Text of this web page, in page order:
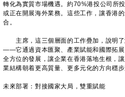
轉化為實質市場機遇。約70%港投公司所
或正在開展海外業務。這些工作，讓香港
合。
主席，這三個層面的工作疊加，說明了
——它通過資本匯聚、產業賦能和國際拓
全方位的發展，讓企業在香港落地生根，
業結構朝着更高質量、更多元化的方向穩步
未來部署：對接國家大局，雙重賦能